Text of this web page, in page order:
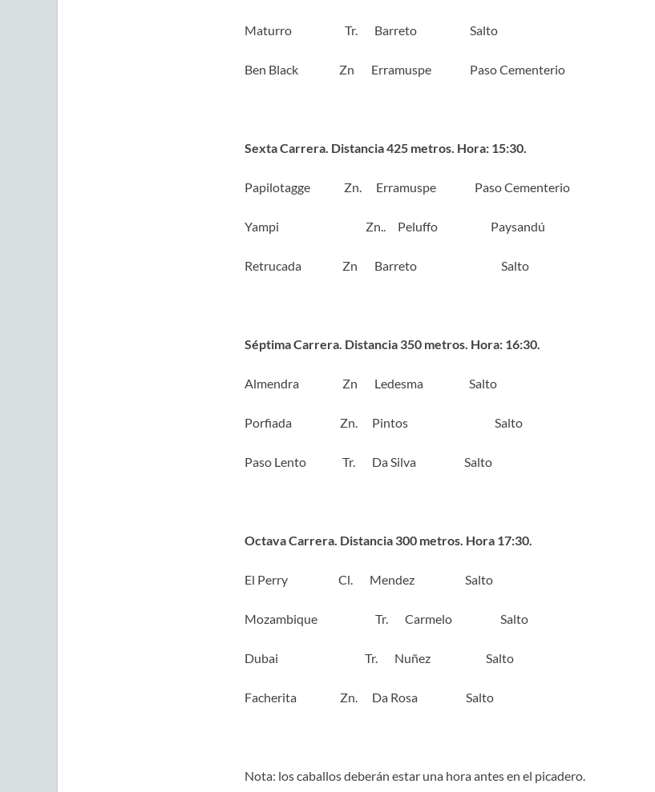
Maturro Tr. Barreto Salto
Ben Black Zn Erramuspe Paso Cementerio
Sexta Carrera. Distancia 425 metros. Hora: 15:30.
Papilotagge Zn. Erramuspe Paso Cementerio
Yampi Zn.. Peluffo Paysandú
Retrucada Zn Barreto Salto
Séptima Carrera. Distancia 350 metros. Hora: 16:30.
Almendra Zn Ledesma Salto
Porfiada Zn. Pintos Salto
Paso Lento Tr. Da Silva Salto
Octava Carrera. Distancia 300 metros. Hora 17:30.
El Perry Cl. Mendez Salto
Mozambique Tr. Carmelo Salto
Dubai Tr. Nuñez Salto
Facherita Zn. Da Rosa Salto
Nota: los caballos deberán estar una hora antes en el picadero.